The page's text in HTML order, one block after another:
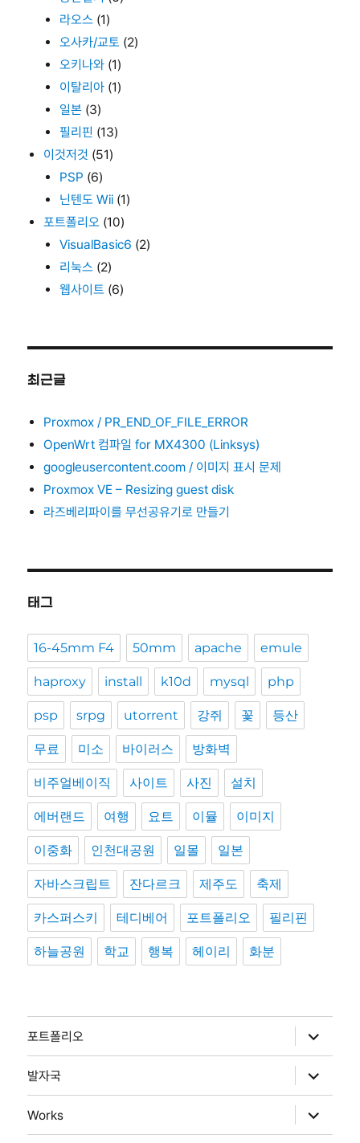
라오스 (1)
오사카/교토 (2)
오키나와 (1)
이탈리아 (1)
일본 (3)
필리핀 (13)
이것저것 (51)
PSP (6)
닌텐도 Wii (1)
포트폴리오 (10)
VisualBasic6 (2)
리눅스 (2)
웹사이트 (6)
최근글
Proxmox / PR_END_OF_FILE_ERROR
OpenWrt 컴파일 for MX4300 (Linksys)
googleusercontent.coom / 이미지 표시 문제
Proxmox VE – Resizing guest disk
라즈베리파이를 무선공유기로 만들기
태그
16-45mm F4 50mm apache emule
haproxy install k10d mysql php
psp srpg utorrent 강쥐 꽃 등산
무료 미소 바이러스 방화벽
비주얼베이직 사이트 사진 설치
에버랜드 여행 요트 이뮬 이미지
이중화 인천대공원 일몰 일본
자바스크립트 잔다르크 제주도 축제
카스퍼스키 테디베어 포트폴리오 필리핀
하늘공원 학교 행복 헤이리 화분
포트폴리오
위
메
뉴
확
장
발자국
위
메
뉴
확
장
Works
위
메